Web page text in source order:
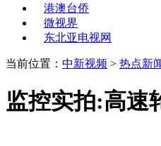
港澳台侨
微视界
东北亚电视网
当前位置： 中新视频 > 热点新
监控实拍:高速